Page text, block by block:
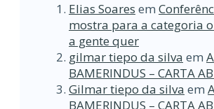
Elias Soares em
mostra para a categoria
a gente quer
gilmar tiepo da silva em
BAMERINDUS – CARTA
Gilmar tiepo da silva em
BAMERINDUS – CARTA